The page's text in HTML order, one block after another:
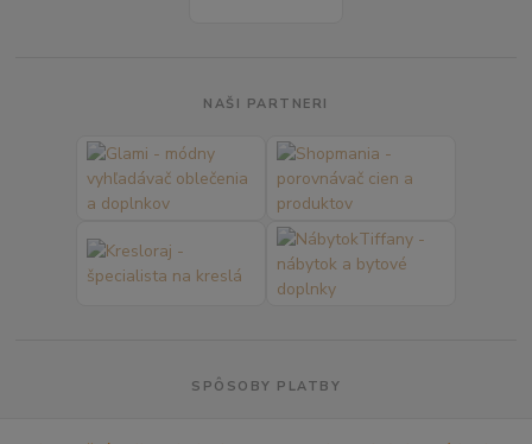
NAŠI PARTNERI
SPÔSOBY PLATBY